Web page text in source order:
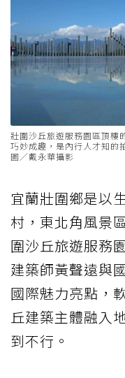
壯圍沙丘旅遊服務園區頂樓
巧妙成趣，是內行人才知的
圖／戴永華攝影
宜蘭壯圍鄉是以
村，東北角風景
圍沙丘旅遊服務
建築師黃聲遠與
國際魅力亮點，
丘建築主體融入
到不行。